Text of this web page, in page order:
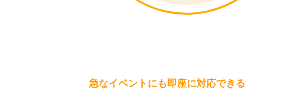
急なイベントにも即座に対応できる